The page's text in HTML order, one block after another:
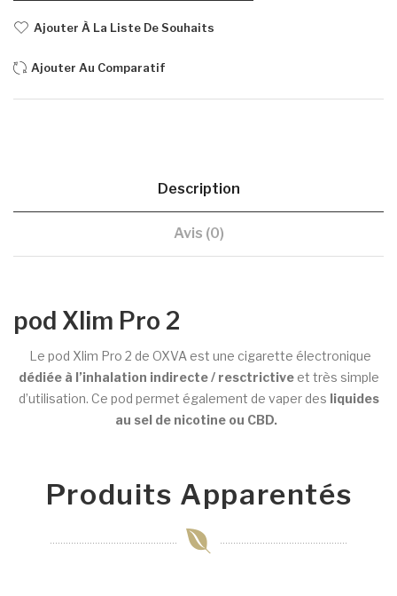
Ajouter À La Liste De Souhaits
Ajouter Au Comparatif
Description
Avis (0)
pod Xlim Pro 2
Le pod Xlim Pro 2 de OXVA est une cigarette électronique
dédiée à l’inhalation indirecte / resctrictiveet très simple
d’utilisation. Ce pod permet également de vaper des liquides
au sel de nicotine ou CBD.
Produits Apparentés